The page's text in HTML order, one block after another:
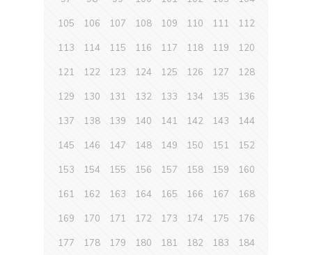
105 106 107 108 109 110 111 112
113 114 115 116 117 118 119 120
121 122 123 124 125 126 127 128
129 130 131 132 133 134 135 136
137 138 139 140 141 142 143 144
145 146 147 148 149 150 151 152
153 154 155 156 157 158 159 160
161 162 163 164 165 166 167 168
169 170 171 172 173 174 175 176
177 178 179 180 181 182 183 184